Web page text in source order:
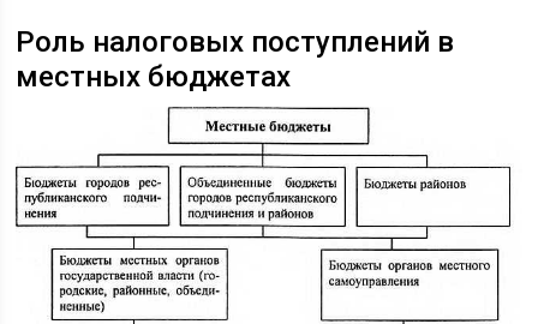
Роль налоговых поступлений в
местных бюджетах